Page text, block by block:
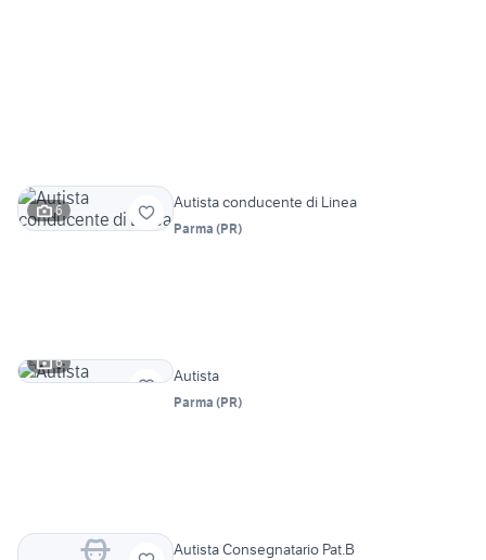
6 Autista conducente di Linea
Parma (PR)
6
Autista
Parma (PR)
Autista Consegnatario Pat.B